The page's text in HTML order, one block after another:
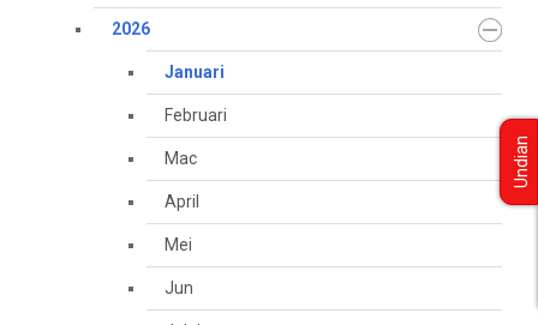
2026
Januari
Februari
Mac
April
Mei
Jun
Undian